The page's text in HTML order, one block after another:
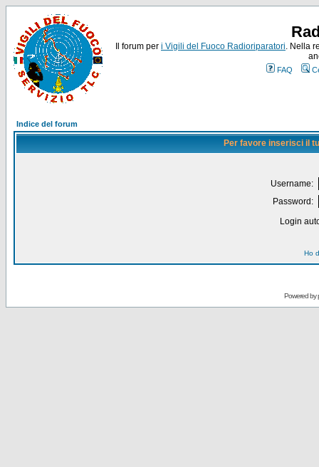
Il forum per i Vigili del Fuoco Radioriparatori. Nella
FAQ
Indice del forum
Per favore inserisci il
Username:
Password:
Login
Ho
Powered by